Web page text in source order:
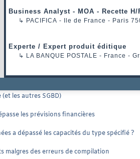
Business Analyst - MOA - Recette H/
↳ PACIFICA - Ile de France - Paris
Experte / Expert produit éditique
↳ LA BANQUE POSTALE - France -
les autres SGBD)
les prévisions financières
a dépassé les capacités du type spécifié ?
malgres des erreurs de compilation